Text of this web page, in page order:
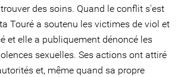
des soins. Quand le conflit s'est
Touré a soutenu les victimes de viol et
et elle a publiquement dénoncé les
sexuelles. Ses actions ont attiré
et, même quand sa propre